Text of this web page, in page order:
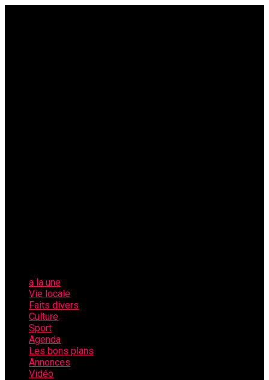
a la une
Vie locale
Faits divers
Culture
Sport
Agenda
Les bons plans
Annonces
Vidéo